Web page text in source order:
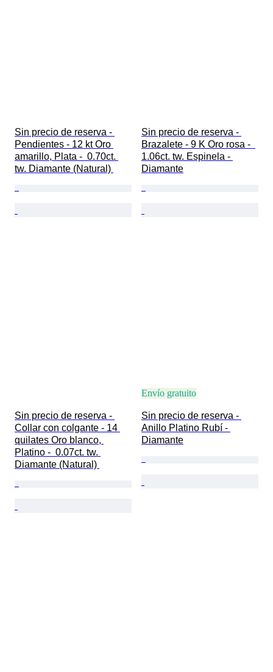
Sin precio de reserva -
Pendientes - 12 kt Oro
amarillo, Plata -  0.70ct.
tw. Diamante (Natural)
Sin precio de reserva -
Brazalete - 9 K Oro rosa -
1.06ct. tw. Espinela -
Diamante
Sin precio de reserva -
Collar con colgante - 14
quilates Oro blanco,
Platino -  0.07ct. tw.
Diamante (Natural)
Envío gratuito
Sin precio de reserva -
Anillo Platino Rubí -
Diamante